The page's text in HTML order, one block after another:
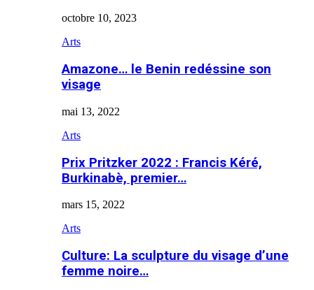
octobre 10, 2023
Arts
Amazone… le Benin redéssine son
visage
mai 13, 2022
Arts
Prix Pritzker 2022 : Francis Kéré,
Burkinabè, premier…
mars 15, 2022
Arts
Culture: La sculpture du visage d’une
femme noire…